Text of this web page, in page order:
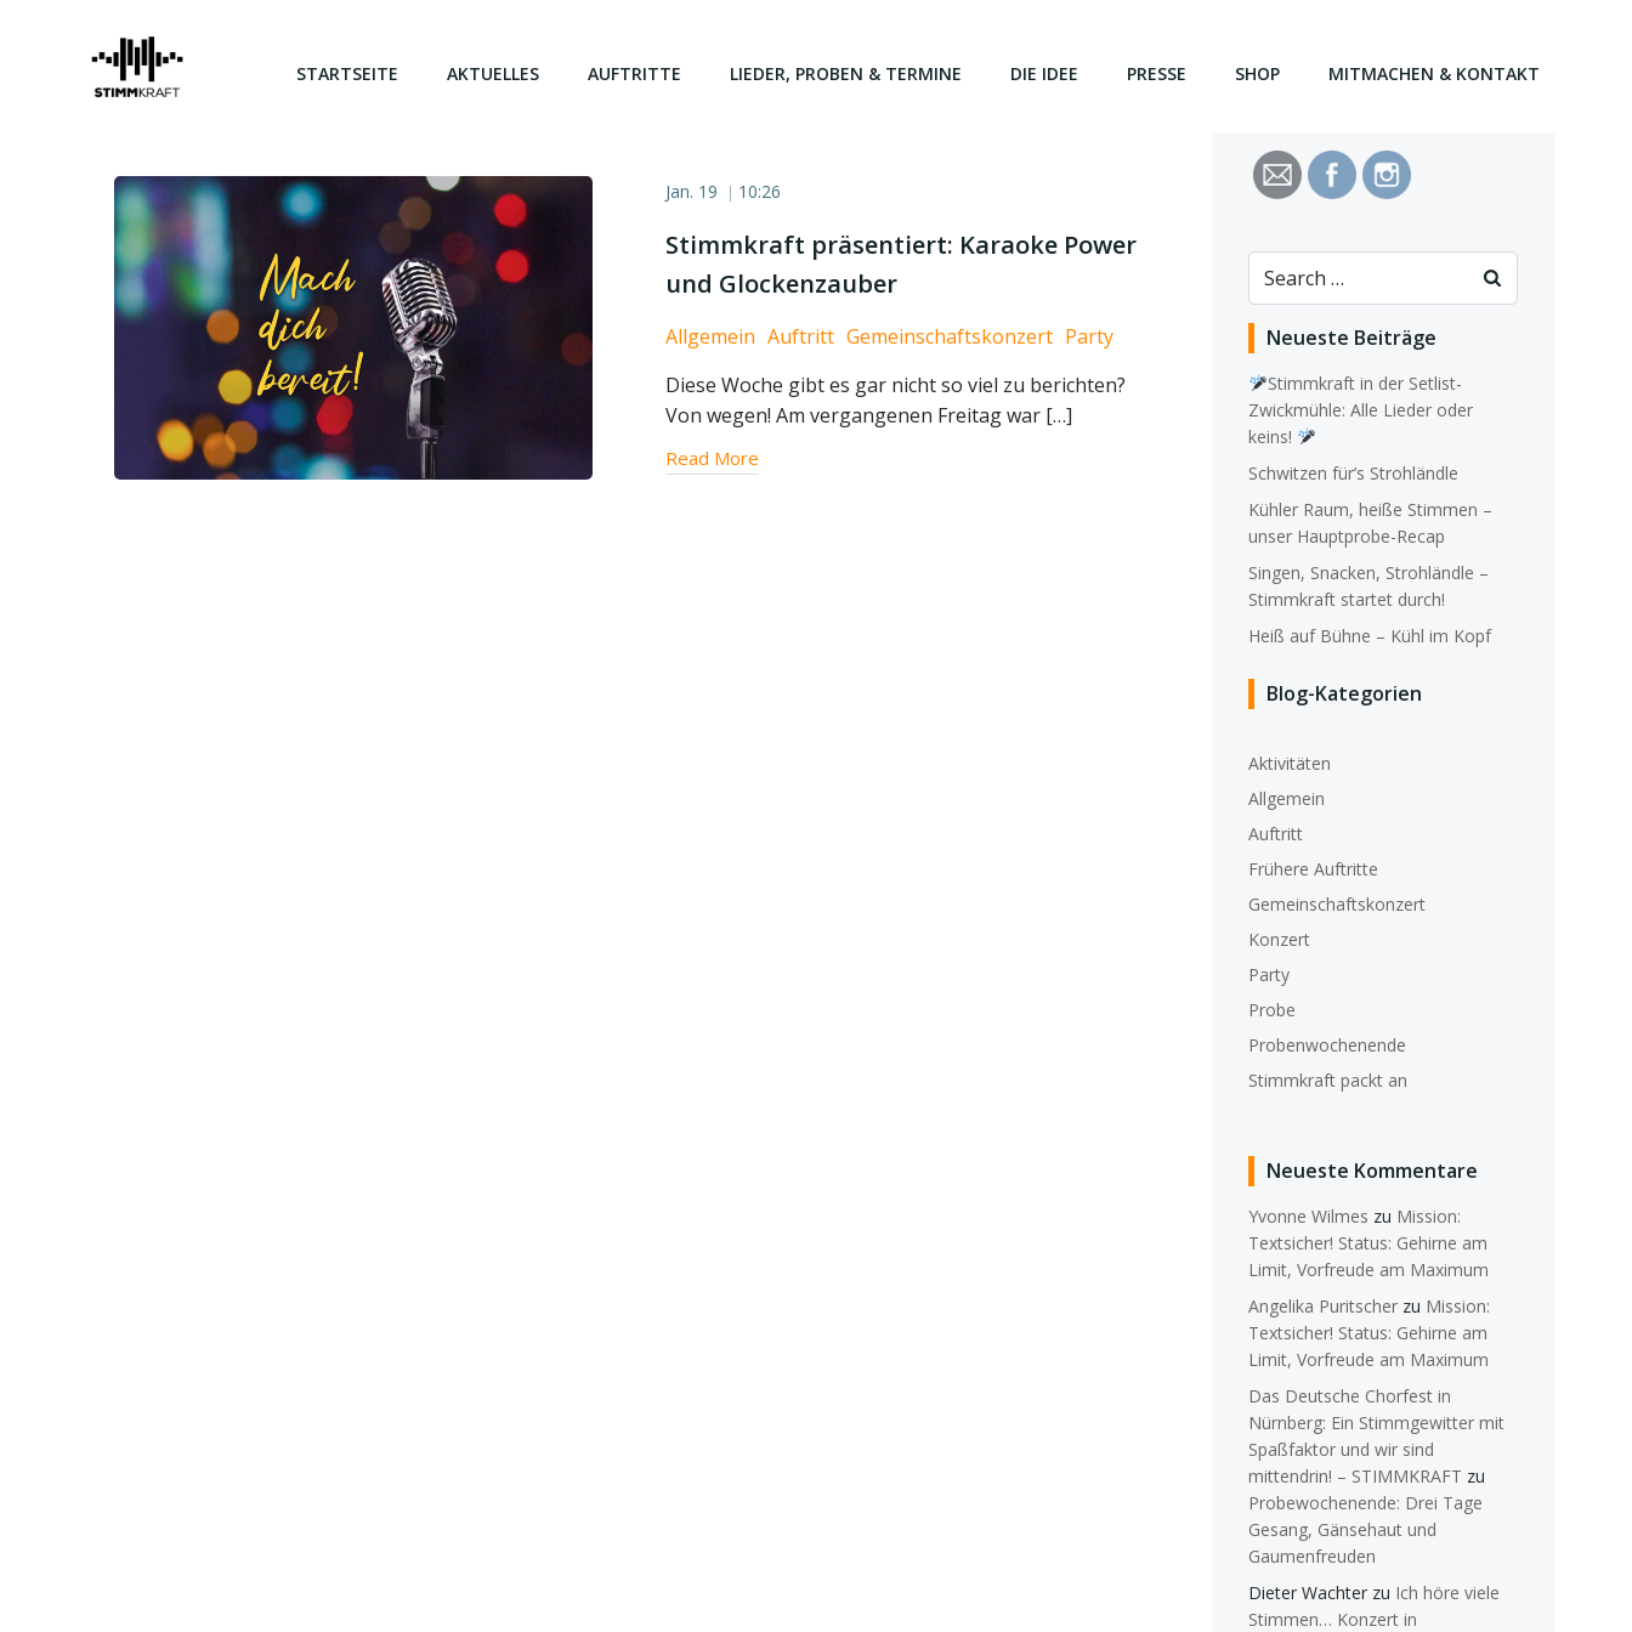
STARTSEITE AKTUELLES AUFTRITTE LIEDER, PROBEN & TERMINE DIE IDEE PRESSE SHOP MITMACHEN & KONTAKT
Jan. 19 | 10:26
Stimmkraft präsentiert: Karaoke Power
und Glockenzauber
Allgemein Auftritt Gemeinschaftskonzert Party
Diese Woche gibt es gar nicht so viel zu berichten?
Von wegen! Am vergangenen Freitag war […]
Read More
Search
for:
Neueste Beiträge
Stimmkraft in der Setlist-
Zwickmühle: Alle Lieder oder
keins!
Schwitzen für’s Strohländle
Kühler Raum, heiße Stimmen –
unser Hauptprobe-Recap
Singen, Snacken, Strohländle –
Stimmkraft startet durch!
Heiß auf Bühne – Kühl im Kopf
Blog-Kategorien
Aktivitäten
Allgemein
Auftritt
Frühere Auftritte
Gemeinschaftskonzert
Konzert
Party
Probe
Probenwochenende
Stimmkraft packt an
Neueste Kommentare
Yvonne Wilmes zu Mission:
Textsicher! Status: Gehirne am
Limit, Vorfreude am Maximum
Angelika Puritscher zu Mission:
Textsicher! Status: Gehirne am
Limit, Vorfreude am Maximum
Das Deutsche Chorfest in
Nürnberg: Ein Stimmgewitter mit
Spaßfaktor und wir sind
mittendrin! – STIMMKRAFT zu
Probewochenende: Drei Tage
Gesang, Gänsehaut und
Gaumenfreuden
Dieter Wachter zu Ich höre viele
Stimmen… Konzert in